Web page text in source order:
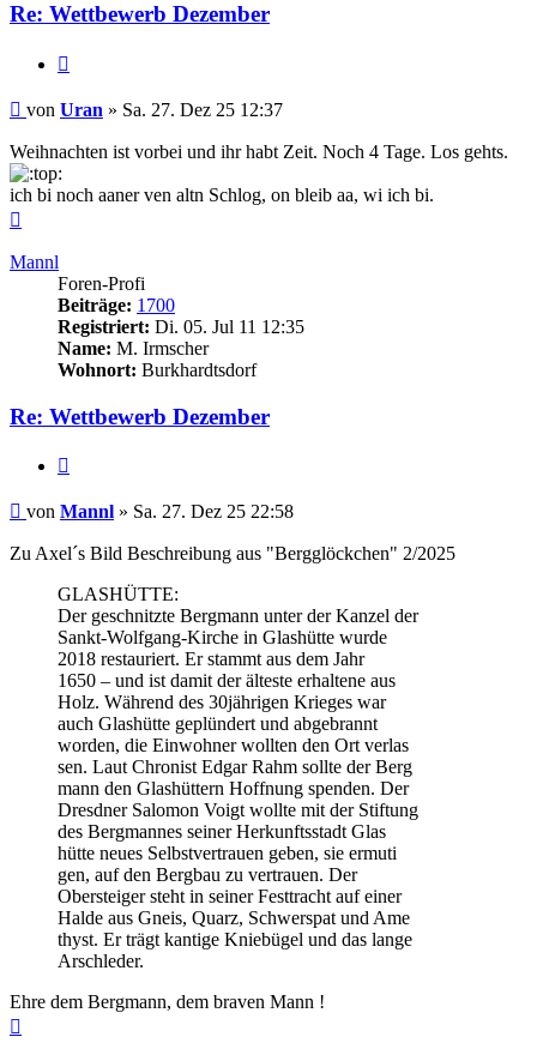
Re: Wettbewerb Dezember
Beitrag
von Uran » Sa. 27. Dez 25 12:37
Weihnachten ist vorbei und ihr habt Zeit. Noch 4 Tage. Los gehts.
ich bi noch aaner ven altn Schlog, on bleib aa, wi ich bi.
Mannl
Foren-Profi
Beiträge: 1700
Registriert: Di. 05. Jul 11 12:35
Name: M. Irmscher
Wohnort: Burkhardtsdorf
Re: Wettbewerb Dezember
Beitrag
von Mannl » Sa. 27. Dez 25 22:58
Zu Axel´s Bild Beschreibung aus "Bergglöckchen" 2/2025
GLASHÜTTE:
Der geschnitzte Bergmann unter der Kanzel der
Sankt-Wolfgang-Kirche in Glashütte wurde
2018 restauriert. Er stammt aus dem Jahr
1650 – und ist damit der älteste erhaltene aus
Holz. Während des 30jährigen Krieges war
auch Glashütte geplündert und abgebrannt
worden, die Einwohner wollten den Ort verlas
sen. Laut Chronist Edgar Rahm sollte der Berg
mann den Glashüttern Hoffnung spenden. Der
Dresdner Salomon Voigt wollte mit der Stiftung
des Bergmannes seiner Herkunftsstadt Glas
hütte neues Selbstvertrauen geben, sie ermuti
gen, auf den Bergbau zu vertrauen. Der
Obersteiger steht in seiner Festtracht auf einer
Halde aus Gneis, Quarz, Schwerspat und Ame
thyst. Er trägt kantige Kniebügel und das lange
Arschleder.
Ehre dem Bergmann, dem braven Mann !